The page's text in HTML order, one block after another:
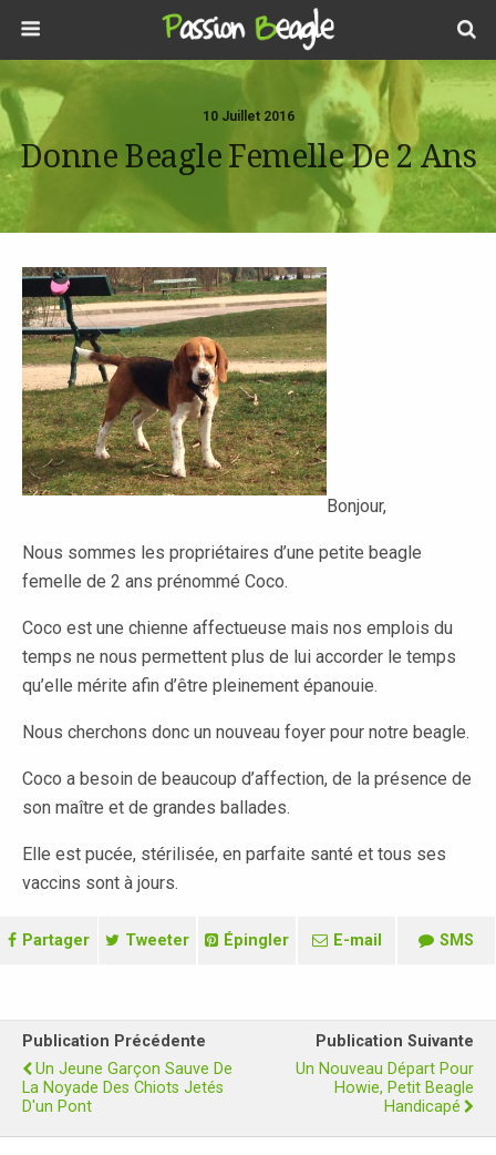
10 Juillet 2016
Donne Beagle Femelle De 2 Ans
Bonjour,
Nous sommes les propriétaires d’une petite beagle
femelle de 2 ans prénommé Coco.
Coco est une chienne affectueuse mais nos emplois du
temps ne nous permettent plus de lui accorder le temps
qu’elle mérite afin d’être pleinement épanouie.
Nous cherchons donc un nouveau foyer pour notre beagle.
Coco a besoin de beaucoup d’affection, de la présence de
son maître et de grandes ballades.
Elle est pucée, stérilisée, en parfaite santé et tous ses
vaccins sont à jours.
Partager Tweeter Épingler E-mail SMS
Publication Précédente
Un Jeune Garçon Sauve De
La Noyade Des Chiots Jetés
D'un Pont
Publication Suivante
Un Nouveau Départ Pour
Howie, Petit Beagle
Handicapé